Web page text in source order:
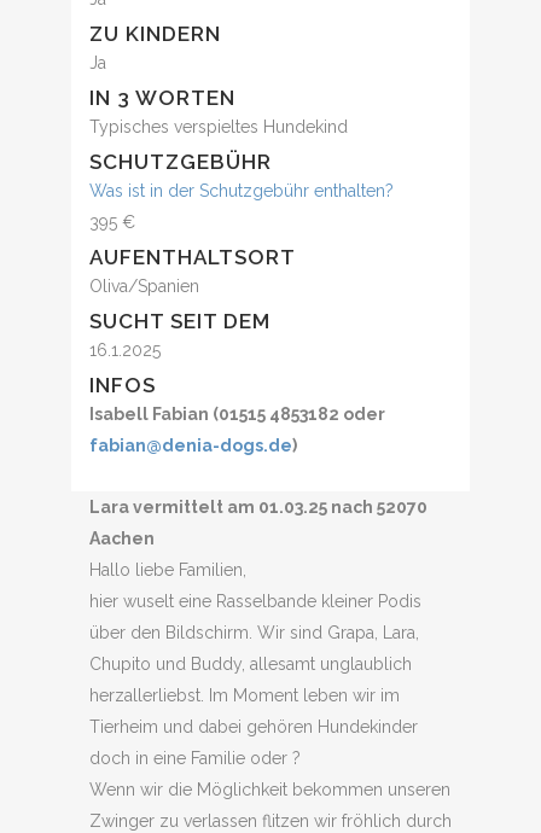
ZU KINDERN
Ja
IN 3 WORTEN
Typisches verspieltes Hundekind
SCHUTZGEBÜHR
Was ist in der Schutzgebühr enthalten?
395 €
AUFENTHALTSORT
Oliva/Spanien
SUCHT SEIT DEM
16.1.2025
INFOS
Isabell Fabian (01515 4853182 oder
fabian@denia-dogs.de)
Lara vermittelt am 01.03.25 nach 52070
Aachen
Hallo liebe Familien,
hier wuselt eine Rasselbande kleiner Podis
über den Bildschirm. Wir sind Grapa, Lara,
Chupito und Buddy, allesamt unglaublich
herzallerliebst. Im Moment leben wir im
Tierheim und dabei gehören Hundekinder
doch in eine Familie oder ?
Wenn wir die Möglichkeit bekommen unseren
Zwinger zu verlassen flitzen wir fröhlich durch